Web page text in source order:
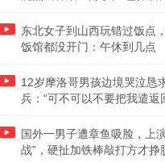
东北女子到山西玩错过饭点
饭馆都没开门：午休到几点
12岁摩洛哥男孩边境哭泣恳
兵：“可不可以不要把我遣返
国外一男子遭章鱼吸脸，上
战”，硬扯加铁棒敲打方才挣